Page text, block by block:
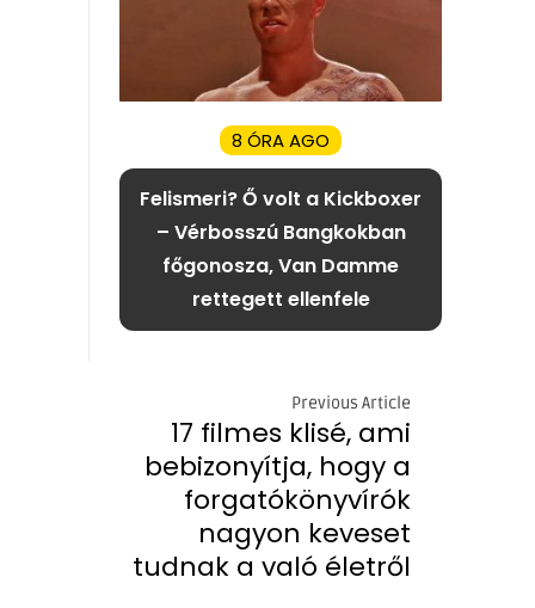
8 ÓRA AGO
Felismeri? Ő volt a Kickboxer
– Vérbosszú Bangkokban
főgonosza, Van Damme
rettegett ellenfele
Previous Article
17 filmes klisé, ami
bebizonyítja, hogy a
forgatókönyvírók
nagyon keveset
tudnak a való életről